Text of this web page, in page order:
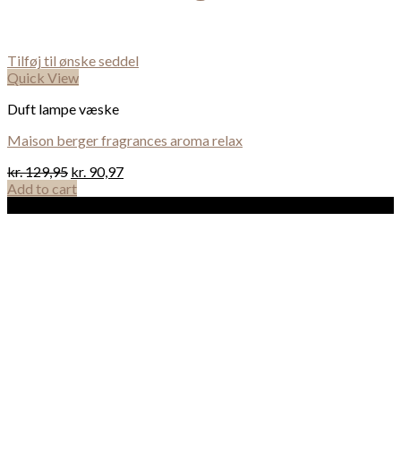
Tilføj til ønske seddel
Quick View
Duft lampe væske
Maison berger fragrances aroma relax
kr.129,95 kr. 90,97
Add to cart